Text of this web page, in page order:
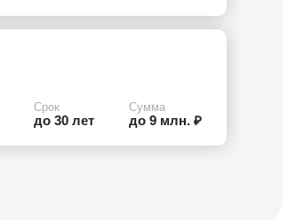
Срок
до 30 лет
Сумма
до 9 млн. ₽